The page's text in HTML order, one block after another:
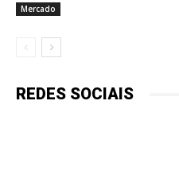
Mercado
REDES SOCIAIS